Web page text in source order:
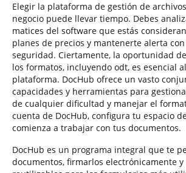
Elegir la plataforma de gestión de
negocio puede llevar tiempo. Debes
matices del software que estás
planes de precios y mantenerte alerta
seguridad. Ciertamente, la oportunidad
los formatos, incluyendo odt, es esencial
plataforma. DocHub ofrece un vasto
capacidades y herramientas para
de cualquier dificultad y manejar el
cuenta de DocHub, configura tu espacio
comienza a trabajar con tus documentos.
DocHub es un programa integral que te
documentos, firmarlos electrónicamente